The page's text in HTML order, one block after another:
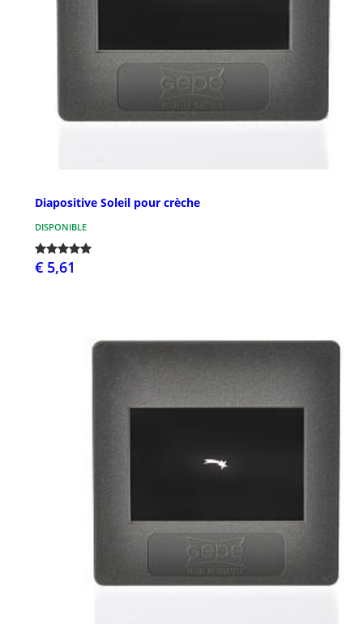
Diapositive Soleil pour crèche
DISPONIBLE
€ 5,61